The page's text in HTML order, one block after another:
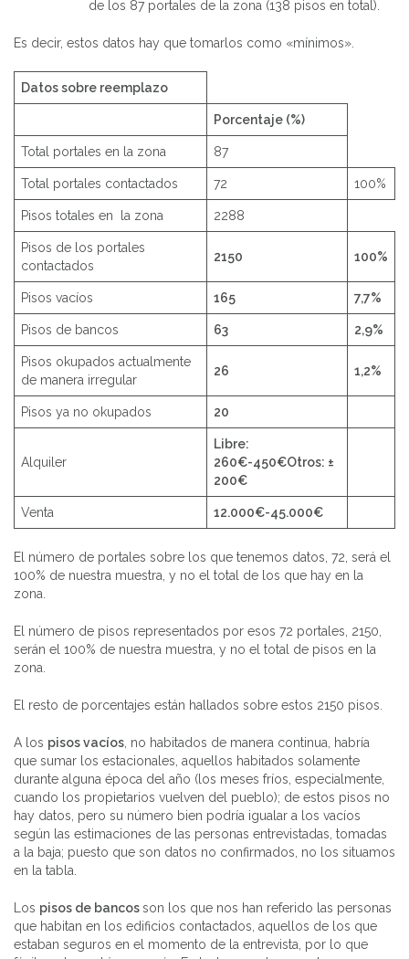
de los 87 portales de la zona (138 pisos en total).
Es decir, estos datos hay que tomarlos como «mínimos».
Datos sobre reemplazo
Porcentaje (%)
Total portales en la zona 87
Total portales contactados 72 100%
Pisos totales en la zona 2288
Pisos de los portales
contactados
2150 100%
Pisos vacíos 165 7,7%
Pisos de bancos 63 2,9%
Pisos okupados actualmente
de manera irregular
26 1,2%
Pisos ya no okupados 20
Alquiler
Libre:
260€-450€Otros: ±
200€
Venta 12.000€-45.000€
El número de portales sobre los que tenemos datos, 72, será el
100% de nuestra muestra, y no el total de los que hay en la
zona.
El número de pisos representados por esos 72 portales, 2150,
serán el 100% de nuestra muestra, y no el total de pisos en la
zona.
El resto de porcentajes están hallados sobre estos 2150 pisos.
A los pisos vacíos , no habitados de manera continua, habría
que sumar los estacionales, aquellos habitados solamente
durante alguna época del año (los meses fríos, especialmente,
cuando los propietarios vuelven del pueblo); de estos pisos no
hay datos, pero su número bien podría igualar a los vacíos
según las estimaciones de las personas entrevistadas, tomadas
a la baja; puesto que son datos no confirmados, no los situamos
en la tabla.
Los pisos de bancosson los que nos han referido las personas
que habitan en los edificios contactados, aquellos de los que
estaban seguros en el momento de la entrevista, por lo que